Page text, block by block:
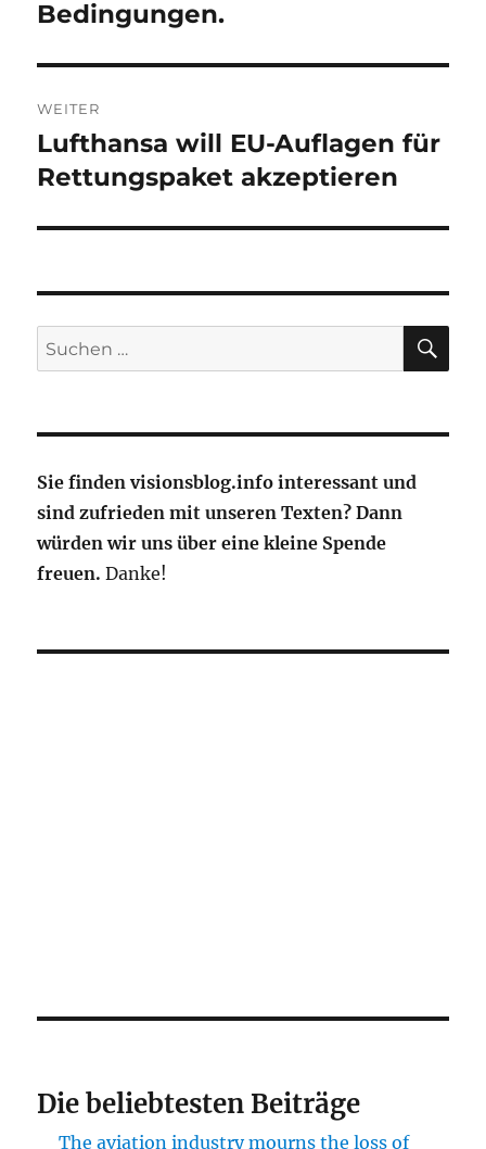
Bedingungen.
WEITER
Nächster
Beitrag:
Lufthansa will EU-Auflagen für
Rettungspaket akzeptieren
Suche
nach:
Sie finden visionsblog.info interessant und
sind zufrieden mit unseren Texten? Dann
würden wir uns über eine kleine Spende
freuen. Danke!
Die beliebtesten Beiträge
The aviation industry mourns the loss of